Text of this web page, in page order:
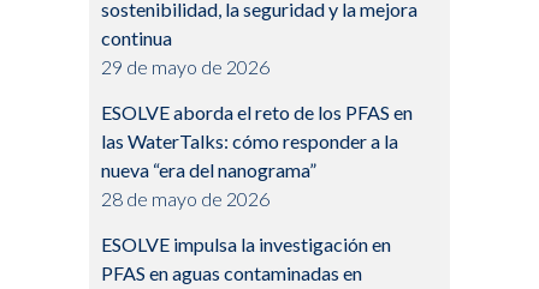
sostenibilidad, la seguridad y la mejora
continua
29 de mayo de 2026
ESOLVE aborda el reto de los PFAS en
las WaterTalks: cómo responder a la
nueva “era del nanograma”
28 de mayo de 2026
ESOLVE impulsa la investigación en
PFAS en aguas contaminadas en